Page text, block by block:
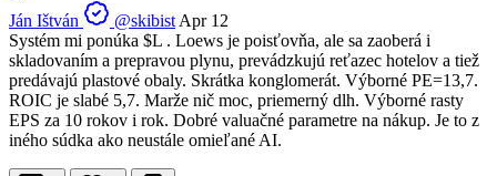
Ján Ištván
@skibist Apr 12
Systém mi ponúka $L . Loews je poisťovňa, ale sa zaoberá i
skladovaním a prepravou plynu, prevádzkujú reťazec hotelov a tiež
predávajú plastové obaly. Skrátka konglomerát. Výborné PE=13,7.
ROIC je slabé 5,7. Marže nič moc, priemerný dlh. Výborné rasty
EPS za 10 rokov i rok. Dobré valuačné parametre na nákup. Je to z
iného súdka ako neustále omieľané AI.